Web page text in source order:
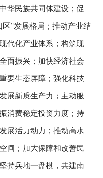
华民族共同体建设；促
”发展格局；推动产业结
代化产业体系；构筑现
面振兴；加快经济社会
要生态屏障；强化科技
展新质生产力；主动服
消费稳定投资力度；持
展活力动力；推动高水
间；加大保障和改善民
持兵地一盘棋，共建南